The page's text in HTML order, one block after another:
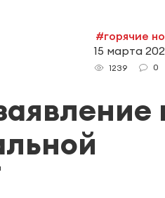
#горячие
15 марта
1239 0